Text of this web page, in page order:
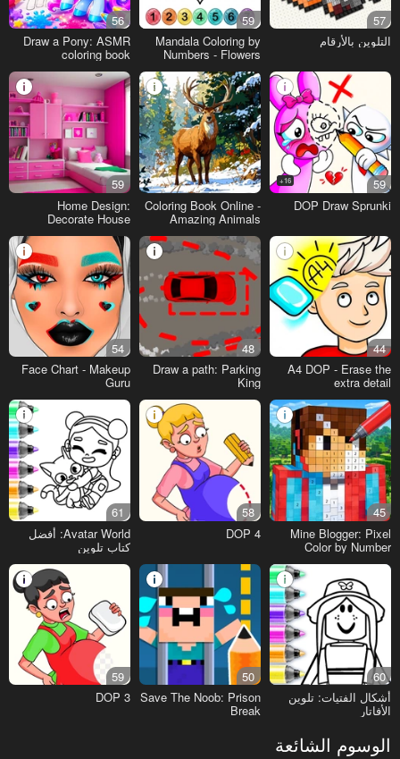
57
التلوين بالأرقام
59
Mandala Coloring by
Numbers - Flowers
56
Draw a Pony: ASMR
coloring book
59
16+
DOP Draw Sprunki
Coloring Book Online -
Amazing Animals
59
Home Design:
Decorate House
44
A4 DOP - Erase the
extra detail
48
Draw a path: Parking
King
54
Face Chart - Makeup
Guru
45
Mine Blogger: Pixel
Color by Number
58
DOP 4
61
Avatar World: أفضل
كتاب تلوين
60
أشكال الفتيات: تلوين
الأفاتار
50
Save The Noob: Prison
Break
59
DOP 3
الوسوم الشائعة